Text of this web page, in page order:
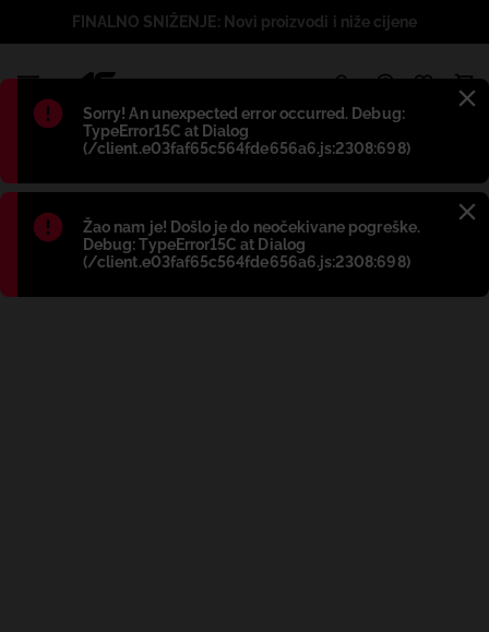
Błąd:
Sorry! An unexpected error occurred. Debug:
TypeError15C at Dialog
(/client.e03faf65c564fde656a6.js:2308:698)
Błąd:
Žao nam je! Došlo je do neočekivane pogreške.
Debug: TypeError15C at Dialog
(/client.e03faf65c564fde656a6.js:2308:698)
FINALNO SNIŽENJE: Novi proizvodi i niže cijene